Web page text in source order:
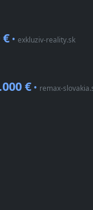
€ • exkluziv-reality.sk
€ • remax-